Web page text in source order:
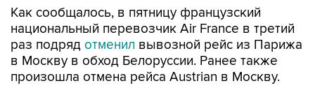
Как сообщалось, в пятницу французский
национальный перевозчик Air France в третий
раз подряд отменил вывозной рейс из Парижа
в Москву в обход Белоруссии. Ранее также
произошла отмена рейса Austrian в Москву.